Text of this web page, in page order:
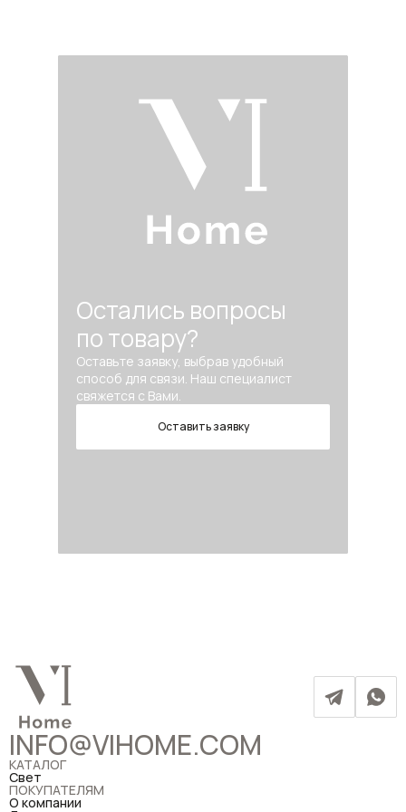
Остались вопросы
по товару?
Оставьте заявку, выбрав удобный
способ для связи. Наш специалист
свяжется с Вами.
Оставить заявку
INFO@VIHOME.COM
КАТАЛОГ
Свет
ПОКУПАТЕЛЯМ
О компании